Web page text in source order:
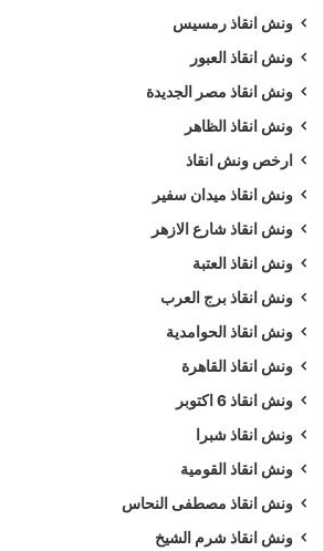
ونش سيارات جسر السويس
ونش في جسر السويس
ونش انقاذ رمسيس
ونش انقاذ العبور
ونش انقاذ مصر الجديدة
ونش انقاذ الظاهر
ارخص ونش انقاذ
ونش انقاذ ميدان سفير
ونش انقاذ شارع الازهر
ونش انقاذ العتبة
ونش انقاذ برج العرب
ونش انقاذ الحوامدية
ونش انقاذ القاهرة
ونش انقاذ 6 اكتوبر
ونش انقاذ شبرا
ونش انقاذ القومية
ونش انقاذ مصطفى النحاس
ونش انقاذ شرم الشيخ